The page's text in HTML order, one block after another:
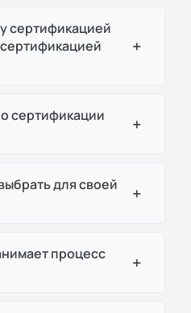
сертификацией
+
сертификации
+
для своей
+
процесс
+